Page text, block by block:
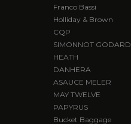
Franco Bassi
Holliday & Brown
CQP
SIMONNOT GODARD
HEATH
DANHERA
ASAUCE MELER
MAY TWELVE
PAPYRUS
Bucket Baggage